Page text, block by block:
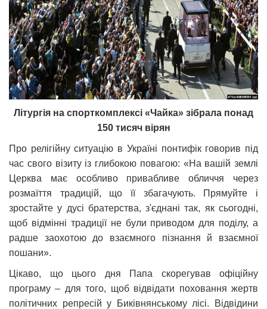
Літургія на спорткомплексі «Чайка» зібрала понад
150 тисяч вірян
Про релігійну ситуацію в Україні понтифік говорив під
час свого візиту із глибокою повагою: «На вашій землі
Церква має особливо привабливе обличчя через
розмаїття традицій, що її збагачують. Прямуйте і
зростайте у дусі братерства, з'єднані так, як сьогодні,
щоб відмінні традиції не були приводом для поділу, а
радше заохотою до взаємного пізнання й взаємної
пошани».
Цікаво, що цього дня Папа скорегував офіційну
програму – для того, щоб відвідати поховання жертв
політичних репресій у Биківнянському лісі. Відвідини